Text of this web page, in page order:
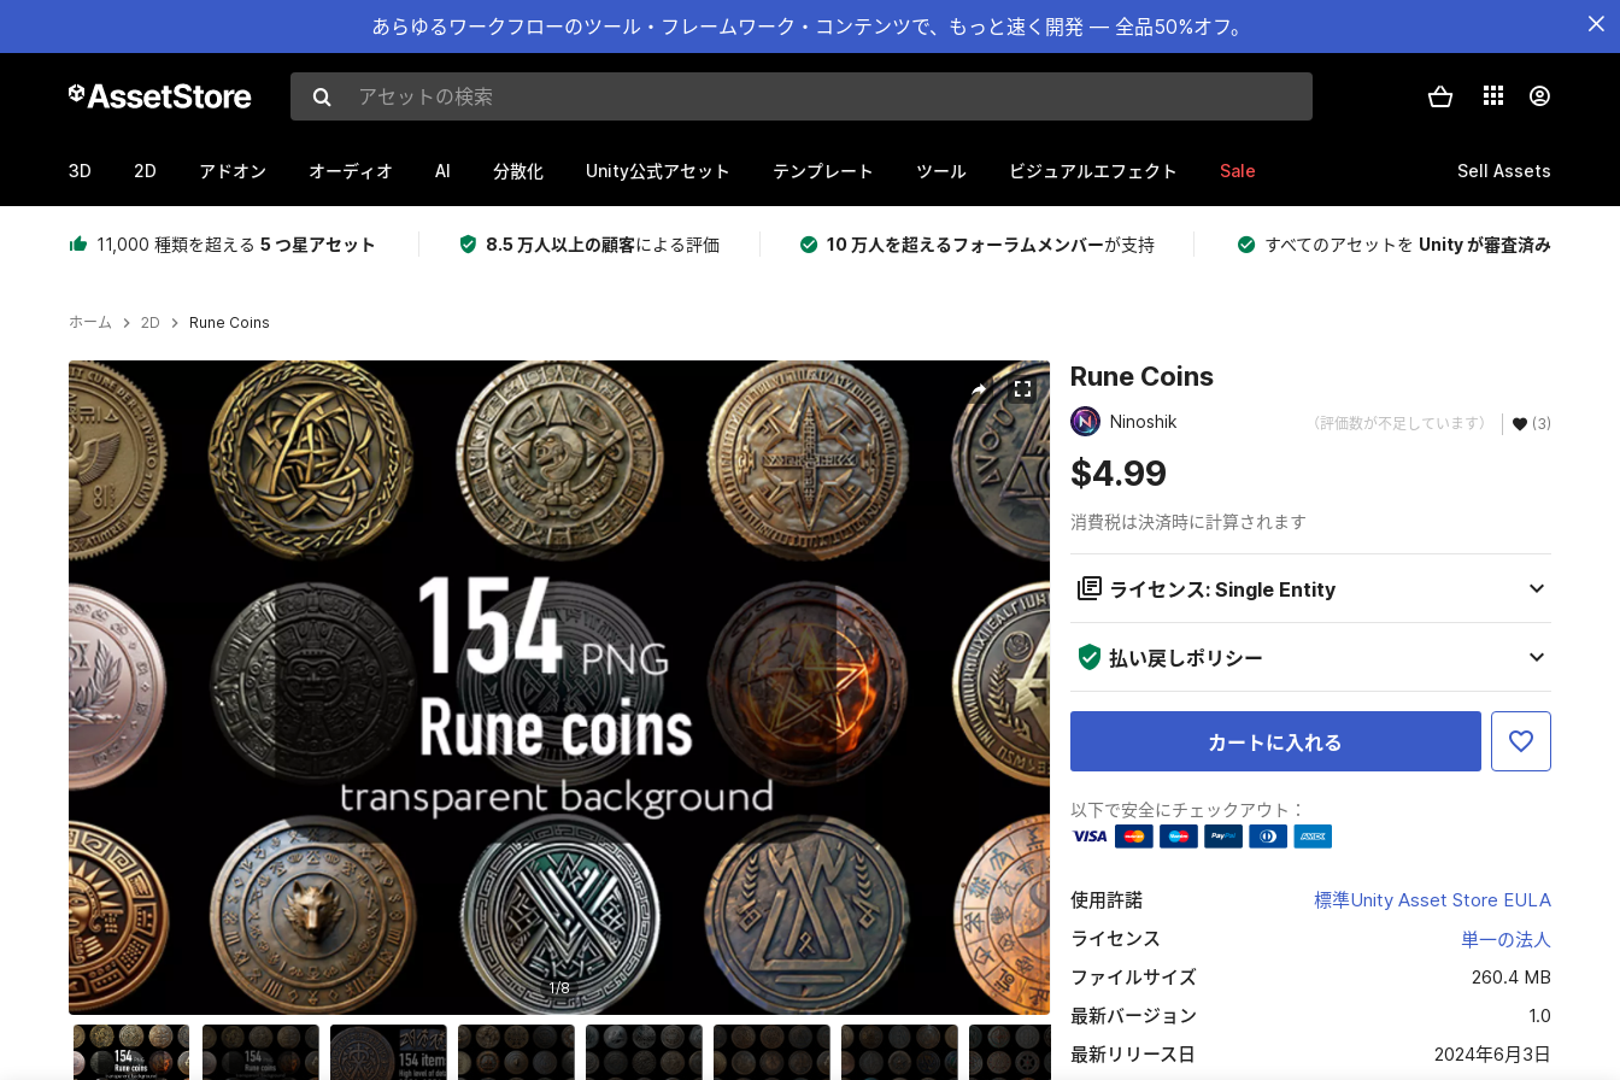
あらゆるワークフローのツール・フレームワーク・コンテンツで、もっと速く開発 — 全品50%オフ。
アセットの検索
3D 2D アドオン オーディオ AI 分散化 Unity公式アセット テンプレート ツール ビジュアルエフェクト Sale Sell Assets
11,000 種類を超える 5 つ星アセット 8.5 万人以上の顧客による評価 10 万人を超えるフォーラムメンバーが支持 すべてのアセットを Unity が審査済み
ホーム 2D Rune Coins
現在のスライド：1 / 8
1/8
Rune Coins
Ninoshik （評価数が不足しています） (3)
$4.99
消費税は決済時に計算されます
ライセンス: Single Entity
払い戻しポリシー
カートに入れる
以下で安全にチェックアウト：
使用許諾
標準Unity Asset Store EULA
ライセンス
単一の法人
ファイルサイズ
260.4 MB
最新バージョン
1.0
最新リリース日
2024年6月3日